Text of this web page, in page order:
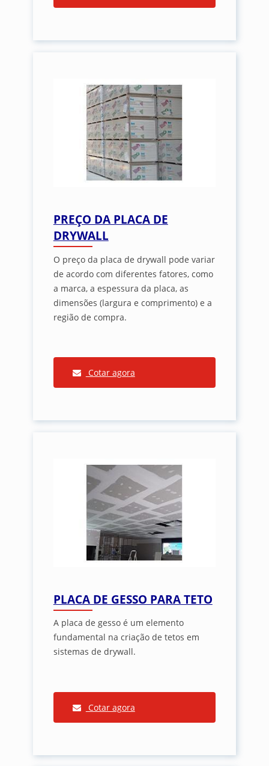
PREÇO DA PLACA DE
DRYWALL
O preço da placa de drywall pode variar
de acordo com diferentes fatores, como
a marca, a espessura da placa, as
dimensões (largura e comprimento) e a
região de compra.
Cotar agora
PLACA DE GESSO PARA TETO
A placa de gesso é um elemento
fundamental na criação de tetos em
sistemas de drywall.
Cotar agora